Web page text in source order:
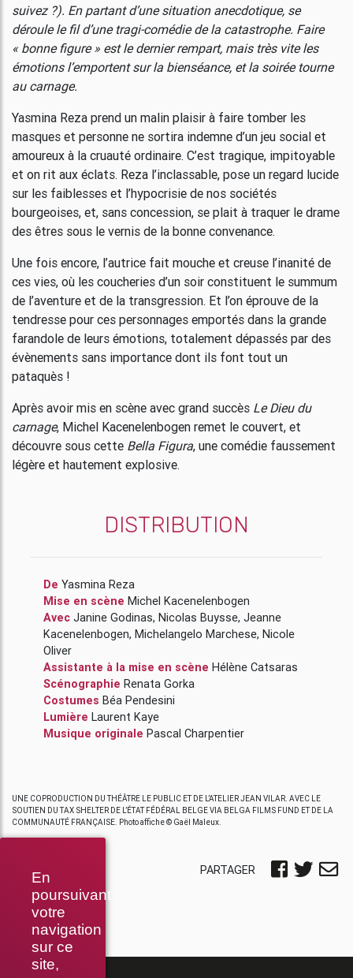
En
poursuivant
votre
navigation
sur ce
site,
suivez ?). En partant d’une situation anecdotique, se
déroule le fil d’une tragi-comédie de la catastrophe. Faire
« bonne figure » est le dernier rempart, mais très vite les
émotions l’emportent sur la bienséance, et la soirée tourne
au carnage.
Yasmina Reza prend un malin plaisir à faire tomber les
masques et personne ne sortira indemne d’un jeu social et
amoureux à la cruauté ordinaire. C’est tragique, impitoyable
et on rit aux éclats. Reza l’inclassable, pose un regard lucide
sur les faiblesses et l’hypocrisie de nos sociétés
bourgeoises, et, sans concession, se plait à traquer le drame
des êtres sous le vernis de la bonne convenance.
Une fois encore, l’autrice fait mouche et creuse l’inanité de
ces vies, où les coucheries d’un soir constituent le summum
de l’aventure et de la transgression. Et l’on éprouve de la
tendresse pour ces personnages emportés dans la grande
farandole de leurs émotions, totalement dépassés par des
évènements sans importance dont ils font tout un
pataquès !
Après avoir mis en scène avec grand succès Le Dieu du
carnage, Michel Kacenelenbogen remet le couvert, et
découvre sous cette Bella Figura, une comédie faussement
légère et hautement explosive.
DISTRIBUTION
De
Yasmina Reza
Mise en scène
Michel Kacenelenbogen
Avec
Janine Godinas, Nicolas Buysse, Jeanne
Kacenelenbogen, Michelangelo Marchese, Nicole
Oliver
Assistante à la mise en scène Hélène Catsaras
Scénographie Renata Gorka
Costumes Béa Pendesini
Lumière Laurent Kaye
Musique originale Pascal Charpentier
UNE COPRODUCTION DU THÉÂTRE LE PUBLIC ET DE L’ATELIER JEAN VILAR. AVEC LE
SOUTIEN DU TAX SHELTER DE L’ÉTAT FÉDÉRAL BELGE VIA BELGA FILMS FUND ET DE LA
COMMUNAUTÉ FRANÇAISE. Photo affiche © Gaël Maleux.
PARTAGER